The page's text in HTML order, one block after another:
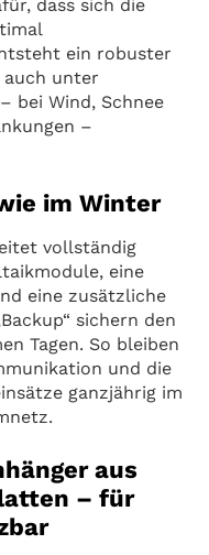
dass sich die
ein robuster
auch unter
bei Wind, Schnee
–
im Winter
vollständig
eine
eine zusätzliche
sichern den
Tagen. So bleiben
und die
ganzjährig im
aus
– für